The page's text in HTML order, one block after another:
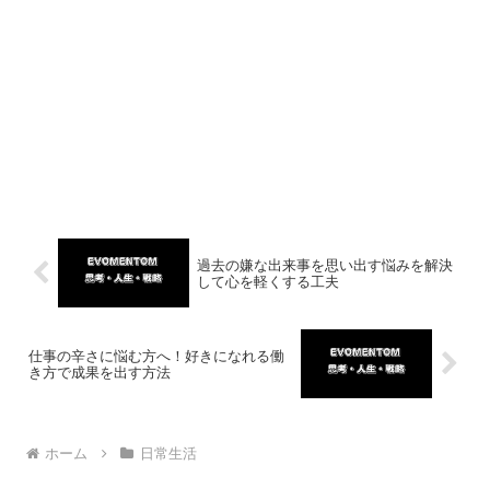
過去の嫌な出来事を思い出す悩みを解決
して心を軽くする工夫
仕事の辛さに悩む方へ！好きになれる働
き方で成果を出す方法
ホーム 日常生活